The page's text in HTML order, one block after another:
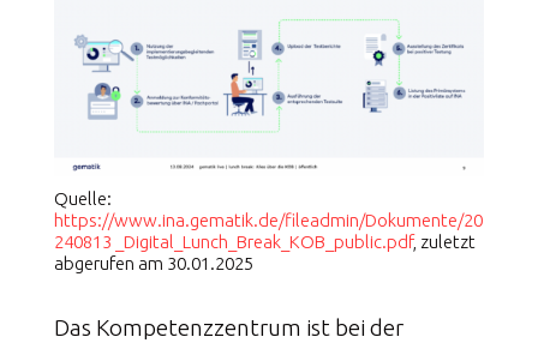
Quelle:
https://www.ina.gematik.de/fileadmin/Dokumente/20
240813 _Digital_Lunch_Break_KOB_public.pdf, zuletzt
abgerufen am 30.01.2025
Das Kompetenzzentrum ist bei der